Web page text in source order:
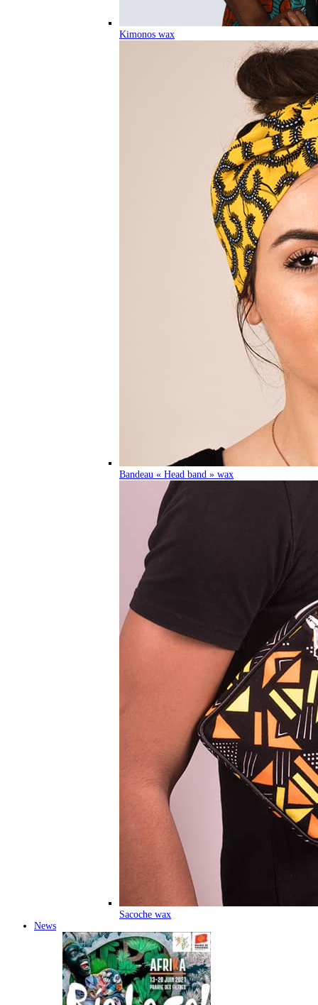
Kimonos wax
Bandeau « Head band » wax
Sacoche wax
News